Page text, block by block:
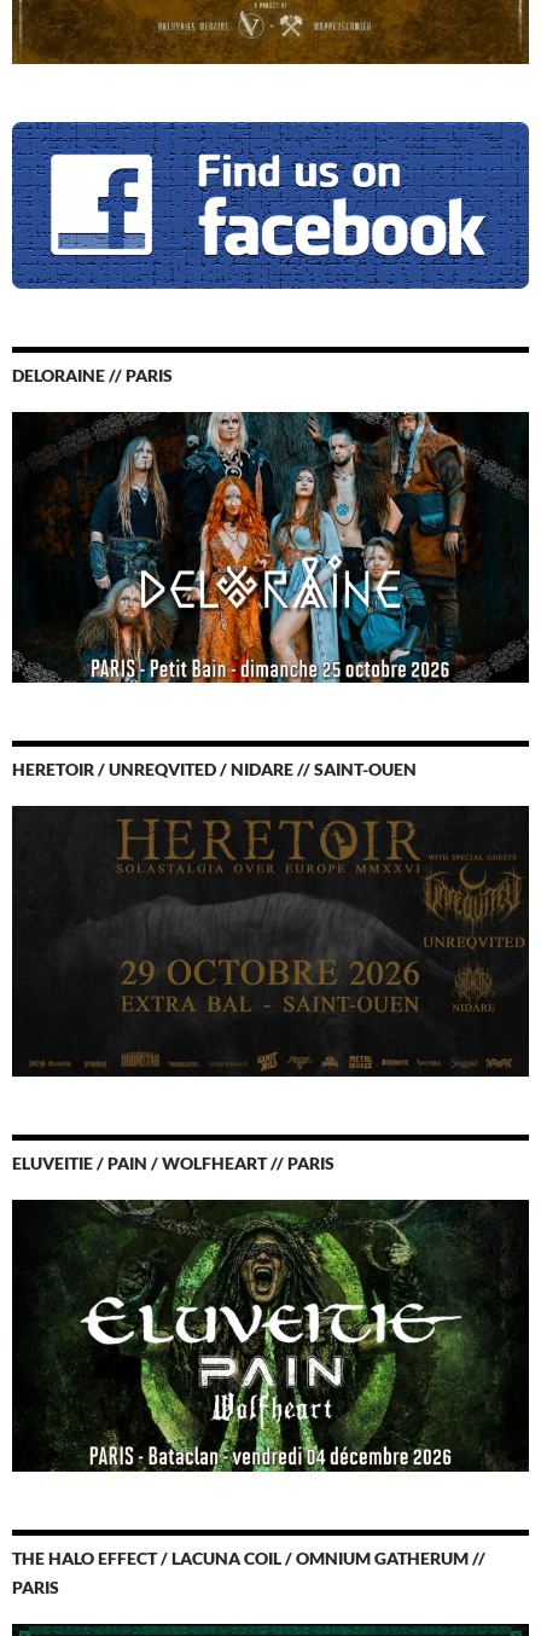
DELORAINE // PARIS
HERETOIR / UNREQVITED / NIDARE // SAINT-OUEN
ELUVEITIE / PAIN / WOLFHEART // PARIS
THE HALO EFFECT / LACUNA COIL / OMNIUM GATHERUM //
PARIS